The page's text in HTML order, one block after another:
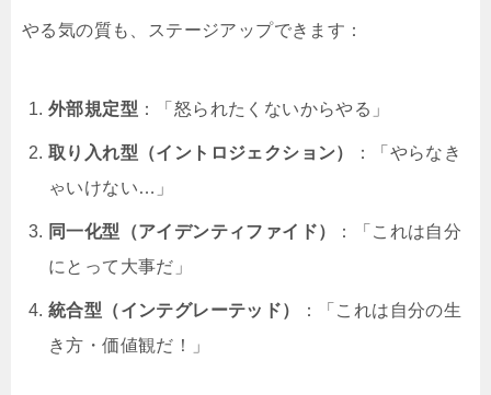
やる気の質も、ステージアップできます：
外部規定型 ：「怒られたくないからやる」
取り入れ型（イントロジェクション）
：「やらなき
ゃいけない…」
同一化型（アイデンティファイド）
：「これは自分
にとって大事だ」
統合型（インテグレーテッド）
：「これは自分の生
き方・価値観だ！」